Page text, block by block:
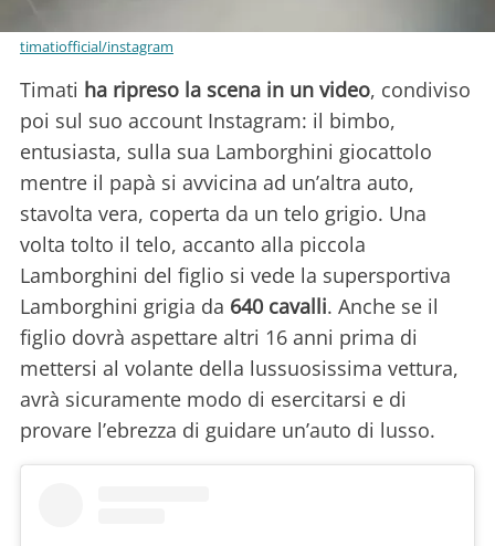
timatiofficial/instagram
Timati ha ripreso la scena in un video, condiviso
poi sul suo account Instagram: il bimbo,
entusiasta, sulla sua Lamborghini giocattolo
mentre il papà si avvicina ad un’altra auto,
stavolta vera, coperta da un telo grigio. Una
volta tolto il telo, accanto alla piccola
Lamborghini del figlio si vede la supersportiva
Lamborghini grigia da 640 cavalli. Anche se il
figlio dovrà aspettare altri 16 anni prima di
mettersi al volante della lussuosissima vettura,
avrà sicuramente modo di esercitarsi e di
provare l’ebrezza di guidare un’auto di lusso.